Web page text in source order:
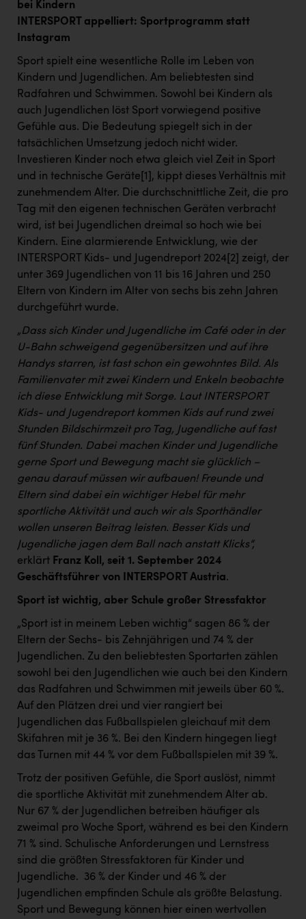
bei Kindern
INTERSPORT appelliert: Sportprogramm statt
Instagram
Sport spielt eine wesentliche Rolle im Leben von
Kindern und Jugendlichen. Am beliebtesten sind
Radfahren und Schwimmen. Sowohl bei Kindern als
auch Jugendlichen löst Sport vorwiegend positive
Gefühle aus. Die Bedeutung spiegelt sich in der
tatsächlichen Umsetzung jedoch nicht wider.
Investieren Kinder noch etwa gleich viel Zeit in Sport
und in technische Geräte [1] , kippt dieses Verhältnis mit
zunehmendem Alter. Die durchschnittliche Zeit, die pro
Tag mit den eigenen technischen Geräten verbracht
wird, ist bei Jugendlichen dreimal so hoch wie bei
Kindern. Eine alarmierende Entwicklung, wie der
INTERSPORT Kids- und Jugendreport 2024 [2]
zeigt, der
unter 369 Jugendlichen von 11 bis 16 Jahren und 250
Eltern von Kindern im Alter von sechs bis zehn Jahren
durchgeführt wurde.
„Dass sich Kinder und Jugendliche im Café oder in der
U-Bahn schweigend gegenübersitzen und auf ihre
Handys starren, ist fast schon ein gewohntes Bild. Als
Familienvater mit zwei Kindern und Enkeln beobachte
ich diese Entwicklung mit Sorge. Laut INTERSPORT
Kids- und Jugendreport kommen Kids auf rund zwei
Stunden Bildschirmzeit pro Tag, Jugendliche auf fast
fünf Stunden. Dabei machen Kinder und Jugendliche
gerne Sport und Bewegung macht sie glücklich –
genau darauf müssen wir aufbauen! Freunde und
Eltern sind dabei ein wichtiger Hebel für mehr
sportliche Aktivität und auch wir als Sporthändler
wollen unseren Beitrag leisten. Besser Kids und
Jugendliche jagen dem Ball nach anstatt Klicks“,
erklärt Franz Koll, seit 1. September 2024
Geschäftsführer von INTERSPORT Austria.
Sport ist wichtig, aber Schule großer Stressfaktor
„Sport ist in meinem Leben wichtig“ sagen 86 % der
Eltern der Sechs- bis Zehnjährigen und 74 % der
Jugendlichen. Zu den beliebtesten Sportarten zählen
sowohl bei den Jugendlichen wie auch bei den Kindern
das Radfahren und Schwimmen mit jeweils über 60 %.
Auf den Plätzen drei und vier rangiert bei
Jugendlichen das Fußballspielen gleichauf mit dem
Skifahren mit je 36 %. Bei den Kindern hingegen liegt
das Turnen mit 44 % vor dem Fußballspielen mit 39 %.
Trotz der positiven Gefühle, die Sport auslöst, nimmt
die sportliche Aktivität mit zunehmendem Alter ab. ​
Nur 67 % der Jugendlichen betreiben häufiger als
zweimal pro Woche Sport, während es bei den Kindern
71 % sind. Schulische Anforderungen und Lernstress
sind die größten Stressfaktoren für Kinder und
Jugendliche. ​ 36 % der Kinder und 46 % der
Jugendlichen empfinden Schule als größte Belastung. ​
Sport und Bewegung können hier einen wertvollen